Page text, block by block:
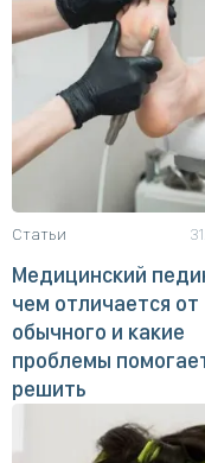
Статьи
Медицинский
чем отличается от
обычного и какие
проблемы
решить